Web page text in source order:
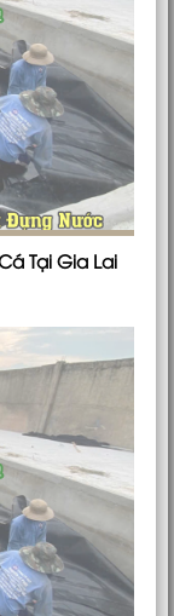
Tại Gia Lai